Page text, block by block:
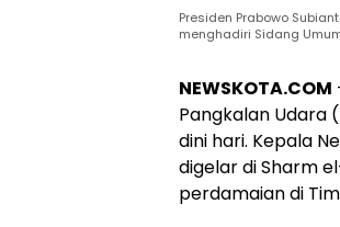
Presiden Prabowo
menghadiri Sidang
NEWSKOTA.COM
Pangkalan Udara
dini hari. Kepala
digelar di Sharm
perdamaian di